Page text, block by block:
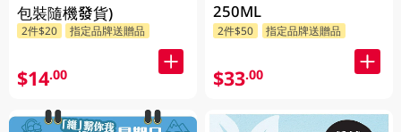
包裝隨機發貨)
2件$20 指定品牌送贈品
$14.00
250ML
2件$50 指定品牌送贈品
$33.00